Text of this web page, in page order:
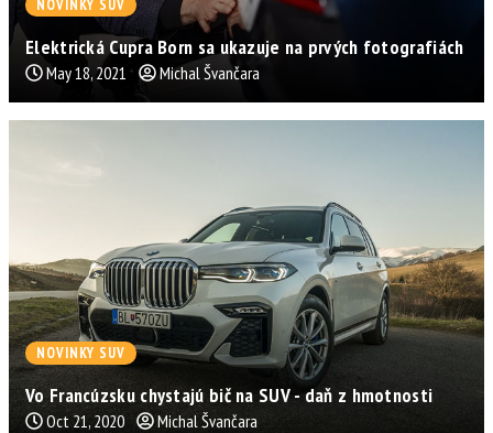
NOVINKY SUV
Elektrická Cupra Born sa ukazuje na prvých fotografiách
May 18, 2021 Michal Švančara
NOVINKY SUV
Vo Francúzsku chystajú bič na SUV - daň z hmotnosti
Oct 21, 2020 Michal Švančara